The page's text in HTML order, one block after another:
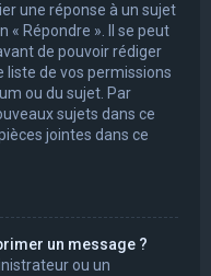
une réponse à un sujet
« Répondre ». Il se peut
de pouvoir rédiger
liste de vos permissions
ou du sujet. Par
sujets dans ce
jointes dans ce
un message ?
ou un